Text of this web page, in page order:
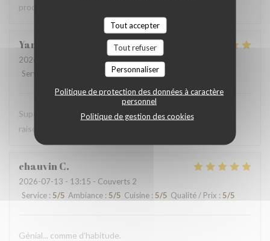
Tout accepter
Tout refuser
Personnaliser
Politique de protection des données à caractère
personnel
Politique de gestion des cookies
produits frais travaillés avec soin et recherche
Yannick
2026-07-15
- 14:00 - Couverts 4
Service
: 4 /5 Cuisine:5 /5
Super.tout était très bon. Patron super sympa. Prix très
raisonnable. 🤩👍
chauvin C
2026-07-13 - 13:15 - Couverts 2
Service : 5/5 Ambiance : 5/5 Cuisine : 5/5 Qualité / Prix : 5/5
Génial... comme d'habitude.